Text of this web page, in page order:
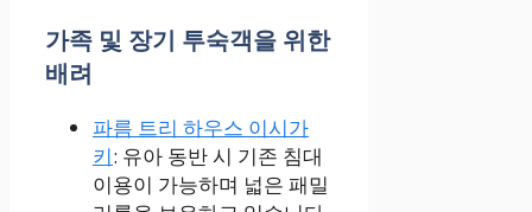
가족 및 장기 투숙객을 위한
배려
파름 트리 하우스 이시가
키: 유아 동반 시 기존 침대
이용이 가능하며 넓은 패밀